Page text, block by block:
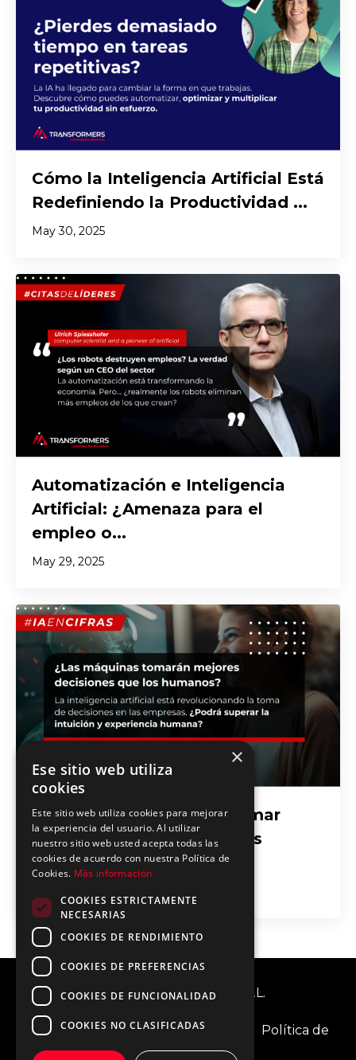
Cómo la Inteligencia Artificial Está
Redefiniendo la Productividad ...
May 30, 2025
Automatización e Inteligencia
Artificial: ¿Amenaza para el
empleo o...
May 29, 2025
¿Pueden las Máquinas Tomar
Mejores Decisiones que los
Humanos?
© 2026 IA Transformers, S.L.
Aviso Legal Política de cookies
Política de
privacidad
×
Ese sitio web utiliza
cookies
Este sitio web utiliza cookies para mejorar
la experiencia del usuario. Al utilizar
nuestro sitio web usted acepta todas las
cookies de acuerdo con nuestra Política de
Cookies. Más información
COOKIES ESTRICTAMENTE
NECESARIAS
COOKIES DE RENDIMIENTO
COOKIES DE PREFERENCIAS
COOKIES DE FUNCIONALIDAD
COOKIES NO CLASIFICADAS